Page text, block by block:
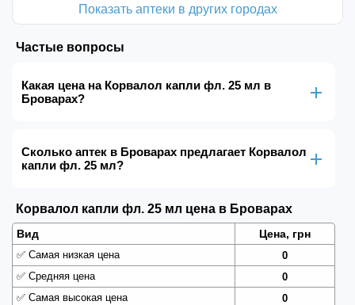
Показать аптеки в других городах
Частые вопросы
Какая цена на Корвалол капли фл. 25 мл в
Броварах?
Сколько аптек в Броварах предлагает Корвалол
капли фл. 25 мл?
Корвалол капли фл. 25 мл цена в Броварах
Вид Цена, грн
✅ Самая низкая цена
0
✅ Средняя цена
0
✅ Самая высокая цена
0